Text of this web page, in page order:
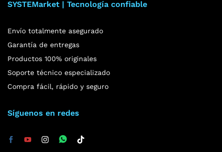
SYSTEMarket | Tecnología confiable
Envío totalmente asegurado
Garantía de entregas
Productos 100% originales
Soporte técnico especializado
Compra fácil, rápido y seguro
Síguenos en redes